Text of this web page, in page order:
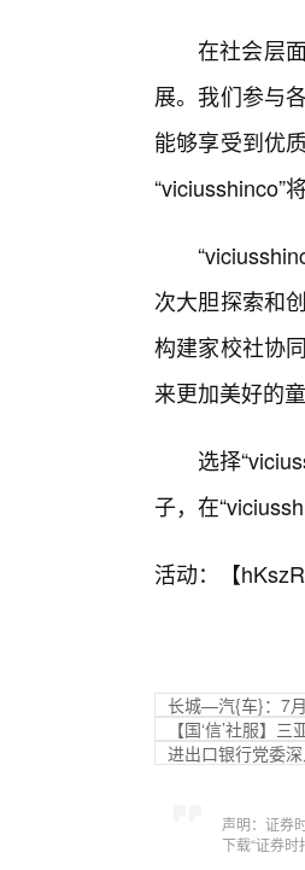
在社会层
展。我们参与
能够享受到优
“viciusshinco”
次大胆探索和
构建家校社协
来更加美好的
选择
子，在
活动：【
长城—汽{车}：7
【国‘信’社服】
进出口银行党委
声明：证券
下载“证券